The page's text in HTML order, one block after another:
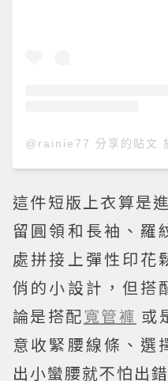
@rainie77 分享的貼文
這件短版上衣算是
留圓領和長袖、羅
處拼接上彈性印花
俏的小設計，但搭
論是搭配寬管褲 或
意收緊腰線條、選
出小蠻腰就不怕出錯